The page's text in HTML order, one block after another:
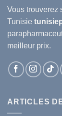
Vous trouverez
Tunisie
meilleur prix.
ARTICLES